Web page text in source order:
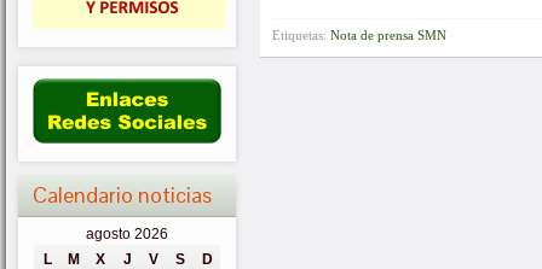
Calendario noticias
agosto 2026
L
M X J V S
D
Etiquetas: Nota de prensa SMN